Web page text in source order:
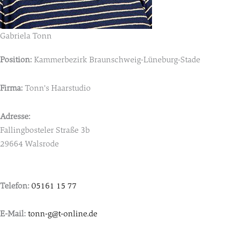
Gabriela Tonn
Position:Kammerbezirk Braunschweig-Lüneburg-Stade
Firma:Tonn's Haarstudio
Adresse:
Fallingbosteler Straße 3b
29664 Walsrode
Telefon:05161 15 77
E-Mail:tonn-g@t-online.de